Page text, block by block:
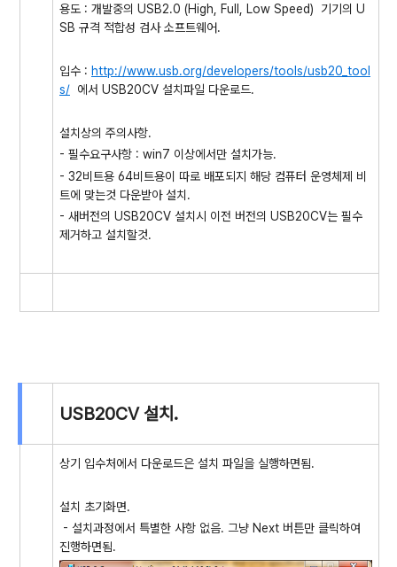
용도 : 개발중의 USB2.0 (High, Full, Low Speed) 기기의 U
SB 규격 적합성 검사 소프트웨어.
입수 : http://www.usb.org/developers/tools/usb20_tool
s/ 에서 USB20CV 설치파일 다운로드.
설치상의 주의사항.
- 필수요구사항 : win7 이상에서만 설치가능.
- 32비트용 64비트용이 따로 배포되지 해당 컴퓨터 운영체제 비
트에 맞는것 다운받아 설치.
- 새버전의 USB20CV 설치시 이전 버전의 USB20CV는 필수
제거하고 설치할것.
USB20CV 설치.
상기 입수처에서 다운로드은 설치 파일을 실행하면됨.
설치 초기화면.
- 설치과정에서 특별한 사항 없음. 그냥 Next 버튼만 클릭하여
진행하면됨.